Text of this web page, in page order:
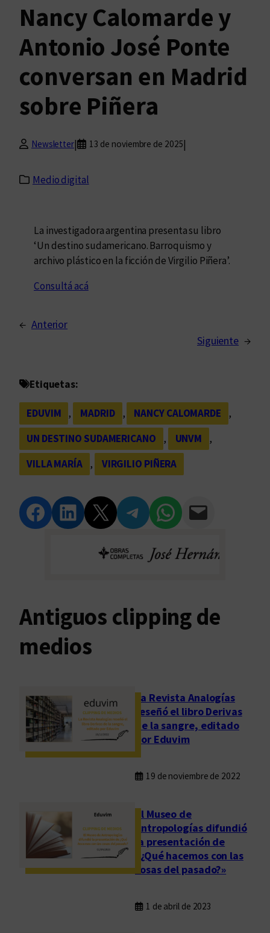
Nancy Calomarde y
Antonio José Ponte
conversan en Madrid
sobre Piñera
Newsletter| 13 de noviembre de 2025|
Medio digital
La investigadora argentina presenta su libro
‘Un destino sudamericano. Barroquismo y
archivo plástico en la ficción de Virgilio Piñera’.
Consultá acá
← Anterior
Siguiente →
Etiquetas:
EDUVIM , MADRID , NANCY CALOMARDE
,
UN DESTINO SUDAMERICANO
, UNVM
,
VILLA MARÍA
, VIRGILIO PIÑERA
Compartir en Facebook Compartir en LinkedIn Compartir en Twitter Compartir en Telegram Compartir en WhatsApp Compartir vía Email
Antiguos clipping de
medios
La Revista Analogías
reseñó el libro Derivas
de la sangre, editado
por Eduvim
19 de noviembre de 2022
El Museo de
Antropologías difundió
la presentación de
«¿Qué hacemos con las
cosas del pasado?»
1 de abril de 2023